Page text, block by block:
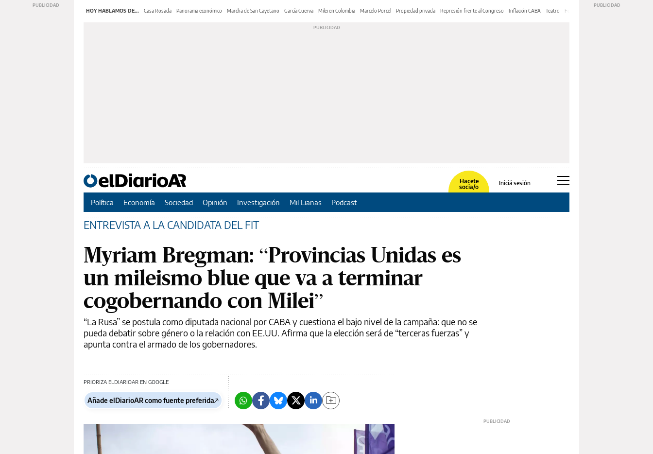
HOY HABLAMOS DE... Casa Rosada Panorama económico Marcha de San Cayetano García Cuerva Milei en Colombia Marcelo Porcel Propiedad privada Represión frente al Congreso Inflación CABA Teatro Feria de Editores
Hacete
socia/o
Iniciá sesión
Política Economía Sociedad Opinión Investigación Mil Lianas Podcast
ENTREVISTA A LA CANDIDATA DEL FIT
Myriam Bregman: “Provincias Unidas es
un mileismo blue que va a terminar
cogobernando con Milei”
“La Rusa” se postula como diputada nacional por CABA y cuestiona el bajo nivel de la campaña: que no se
pueda debatir sobre género o la relación con EE.UU. Afirma que la elección será de “terceras fuerzas” y
apunta contra el armado de los gobernadores.
PRIORIZA ELDIARIOAR EN GOOGLE
Añade elDiarioAR como fuente preferida